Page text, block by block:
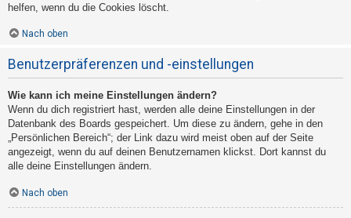
helfen, wenn du die Cookies löscht.
Nach oben
Benutzerpräferenzen und -einstellungen
Wie kann ich meine Einstellungen ändern?
Wenn du dich registriert hast, werden alle deine Einstellungen in der
Datenbank des Boards gespeichert. Um diese zu ändern, gehe in den
„Persönlichen Bereich“; der Link dazu wird meist oben auf der Seite
angezeigt, wenn du auf deinen Benutzernamen klickst. Dort kannst du
alle deine Einstellungen ändern.
Nach oben